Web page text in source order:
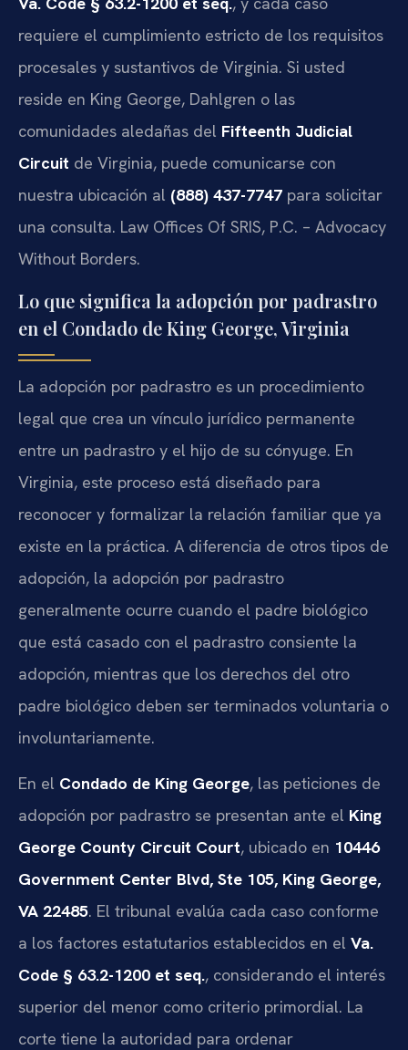
requiere el cumplimiento estricto de los requisitos
procesales y sustantivos de Virginia. Si usted
reside en King George, Dahlgren o las
comunidades aledañas del Fifteenth Judicial
Circuit de Virginia, puede comunicarse con
nuestra ubicación al (888) 437-7747 para solicitar
una consulta. Law Offices Of SRIS, P.C. – Advocacy
Without Borders.
Lo que significa la adopción por padrastro
en el Condado de King George, Virginia
La adopción por padrastro es un procedimiento
legal que crea un vínculo jurídico permanente
entre un padrastro y el hijo de su cónyuge. En
Virginia, este proceso está diseñado para
reconocer y formalizar la relación familiar que ya
existe en la práctica. A diferencia de otros tipos de
adopción, la adopción por padrastro
generalmente ocurre cuando el padre biológico
que está casado con el padrastro consiente la
adopción, mientras que los derechos del otro
padre biológico deben ser terminados voluntaria o
involuntariamente.
En el Condado de King George, las peticiones de
adopción por padrastro se presentan ante el King
George County Circuit Court, ubicado en 10446
Government Center Blvd, Ste 105, King George,
VA 22485. El tribunal evalúa cada caso conforme
a los factores estatutarios establecidos en el Va.
Code § 63.2-1200 et seq., considerando el interés
superior del menor como criterio primordial. La
corte tiene la autoridad para ordenar